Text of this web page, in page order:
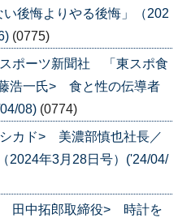
後悔よりやる後悔」（202
(0775)
ポーツ新聞社 「東スポ食
浩一氏> 食と性の伝導者
08) (0774)
カド> 美濃部慎也社長／
2024年3月28日号）('24/04/
田中拓郎取締役> 時計を